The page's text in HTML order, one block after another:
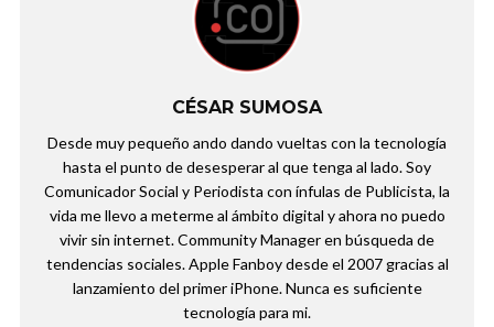
CÉSAR SUMOSA
Desde muy pequeño ando dando vueltas con la tecnología
hasta el punto de desesperar al que tenga al lado. Soy
Comunicador Social y Periodista con ínfulas de Publicista, la
vida me llevo a meterme al ámbito digital y ahora no puedo
vivir sin internet. Community Manager en búsqueda de
tendencias sociales. Apple Fanboy desde el 2007 gracias al
lanzamiento del primer iPhone. Nunca es suficiente
tecnología para mi.